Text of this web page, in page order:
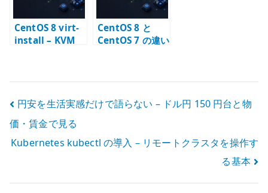
CentOS 8 virt-
install – KVM
CentOS 8 と
CentOS 7 の違い
投
稿
ナ
ビ
円安を生活実感だけで語らない – ドル円 150 円台と物
価・賃金で見る
Kubernetes kubectl の導入 – リモートクラスタを操作す
る基本